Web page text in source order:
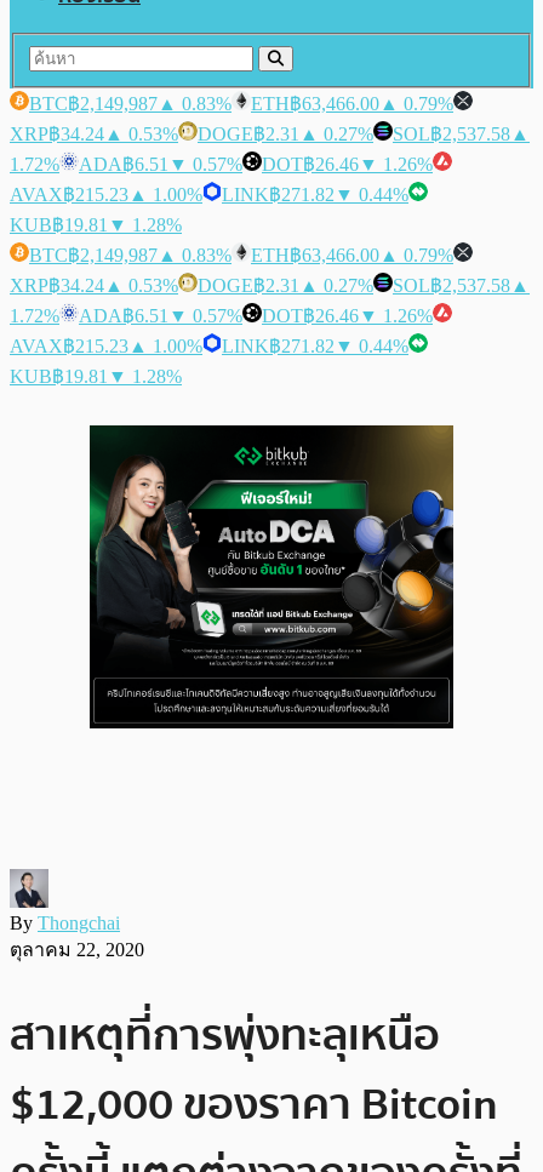
BTC฿2,149,987 ▲ 0.83% ETH฿63,466.00 ▲ 0.79%
XRP฿34.24 ▲ 0.53% DOGE฿2.31 ▲ 0.27% SOL฿2,537.58 ▲
1.72%
ADA฿6.51 ▼ 0.57% DOT฿26.46▼ 1.26%
AVAX฿215.23 ▲ 1.00% LINK฿271.82 ▼ 0.44%
KUB฿19.81 ▼ 1.28%
BTC฿2,149,987 ▲ 0.83% ETH฿63,466.00 ▲ 0.79%
XRP฿34.24 ▲ 0.53% DOGE฿2.31 ▲ 0.27% SOL฿2,537.58 ▲
1.72%
ADA฿6.51 ▼ 0.57% DOT฿26.46▼ 1.26%
AVAX฿215.23 ▲ 1.00% LINK฿271.82 ▼ 0.44%
KUB฿19.81 ▼ 1.28%
By Thongchai
ตุลาคม 22, 2020
สาเหตุที่การพุ่งทะลุเหนือ
$12,000 ของราคา Bitcoin